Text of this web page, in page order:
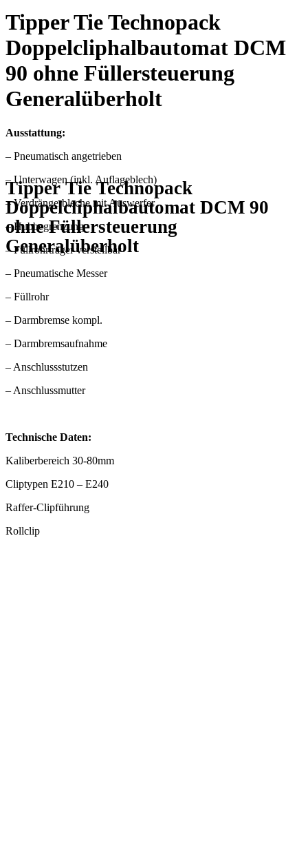
Tipper Tie Technopack
Doppelcliphalbautomat DCM 90
ohne Füllersteuerung
Generalüberholt
Tipper Tie Technopack
Doppelcliphalbautomat DCM
90 ohne Füllersteuerung
Generalüberholt
Ausstattung:
– Pneumatisch angetrieben
– Unterwagen (inkl. Auflageblech)
– Verdrängerbleche mit Auswerfer
– Hubbegrenzung
– Füllrohrträger verstellbar
– Pneumatische Messer
– Füllrohr
– Darmbremse kompl.
– Darmbremsaufnahme
– Anschlussstutzen
– Anschlussmutter
Technische Daten:
Kaliberbereich 30-80mm
Cliptypen E210 – E240
Raffer-Clipführung
Rollclip